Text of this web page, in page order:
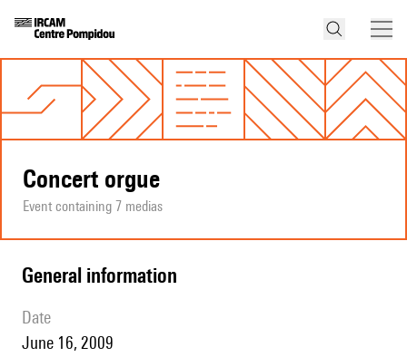
Concert orgue
Event containing 7 medias
general information
date
June 16, 2009